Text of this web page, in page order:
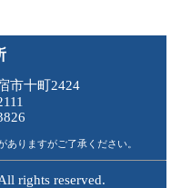
市十町2424
りますがご了承ください。
rights reserved.